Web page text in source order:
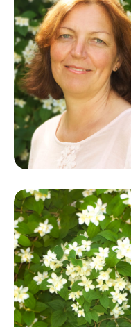
Uta Hettche
Kundenberatung |
Lehrkraft
Gerlinde
Kiefer